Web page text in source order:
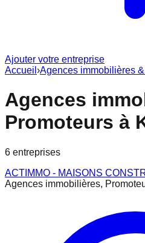
Ajouter votre entreprise
Accueil ›Agences immobilières
Agences
Promoteurs à
6 entreprises
ACTIMMO - MAISONS
Agences immobilières,